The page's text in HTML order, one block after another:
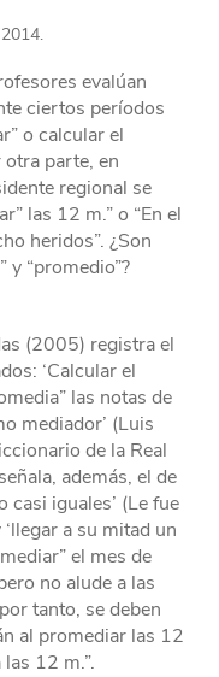
evalúan
ciertos períodos
o calcular el
otra parte, en
regional se
las 12 m.” o “En el
heridos”. ¿Son
y “promedio”?
(2005) registra el
‘Calcular el
las notas de
mediador’ (Luis
de la Real
además, el de
casi iguales’ (Le fue
a su mitad un
el mes de
no alude a las
tanto, se deben
al promediar las 12
12 m.”.